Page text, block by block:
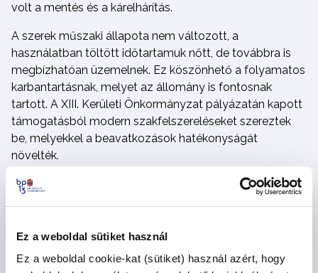
Ez a weboldal sütiket használ
Ez a weboldal cookie-kat (sütiket) használ azért, hogy
volt a mentés és a kárelhárítás.
A szerek műszaki állapota nem változott, a
használatban töltött időtartamuk nőtt, de továbbra is
megbízhatóan üzemelnek. Ez köszönhető a folyamatos
karbantartásnak, melyet az állomány is fontosnak
tartott. A XIII. Kerületi Önkormányzat pályázatán kapott
támogatásból modern szakfelszereléseket szereztek
be, melyekkel a beavatkozások hatékonyságát
növelték.
A XIII. kerületi Hivatásos Tűzoltó-parancsnokságnak is
kivitelezett projektek védelmével. 2017-ben átadott
tűzoltó gépjárművet a legmodernebb segédeszközök
beszerzésével fejlesztették. Így szilikon pajzs, műszaki